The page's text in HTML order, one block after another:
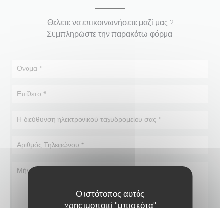
Ο ιστότοπος αυτός
χρησιμοποιεί "μπισκότα"
Θέλετε να επικοινωνήσετε μαζί μας ?
Συμπληρώστε την παρακάτω φόρμα!